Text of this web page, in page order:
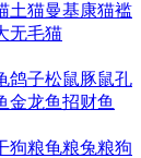
土猫曼基康猫褴
无毛猫
鸽子松鼠豚鼠孔
金龙鱼招财鱼
狗粮龟粮兔粮狗